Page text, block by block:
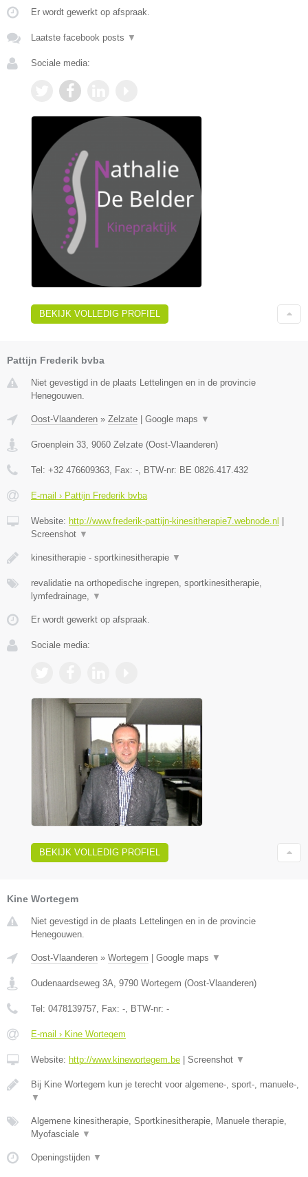
Er wordt gewerkt op afspraak.
Laatste facebook posts ▼
Sociale media:
BEKIJK VOLLEDIG PROFIEL
Pattijn Frederik bvba
Niet gevestigd in de plaats Lettelingen en in de provincie
Henegouwen.
Oost-Vlaanderen » Zelzate | Google maps ▼
Groenplein 33 9060 Zelzate (Oost-Vlaanderen)
Tel: +32 476609363 , Fax: - , BTW-nr: BE 0826.417.432
E-mail › Pattijn Frederik bvba
Website: http://www.frederik-pattijn-kinesitherapie7.webnode.nl |
Screenshot ▼
kinesitherapie - sportkinesitherapie ▼
revalidatie na orthopedische ingrepen, sportkinesitherapie,
lymfedrainage,
▼
Er wordt gewerkt op afspraak.
Sociale media:
BEKIJK VOLLEDIG PROFIEL
Kine Wortegem
Niet gevestigd in de plaats Lettelingen en in de provincie
Henegouwen.
Oost-Vlaanderen » Wortegem Google maps ▼
Oudenaardseweg 3A, 9790 Wortegem (Oost-Vlaanderen)
Tel: 0478139757, Fax: -, BTW-nr: -
E-mail › Kine Wortegem
Website: http://www.kinewortegem.be Screenshot ▼
Bij Kine Wortegem kun je terecht voor algemene-, sport-, manuele-,
▼
Algemene kinesitherapie, Sportkinesitherapie, Manuele therapie,
Myofasciale ▼
Openingstijden ▼